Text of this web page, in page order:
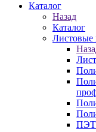
Каталог
Назад
Каталог
Листовые
ПЭТ